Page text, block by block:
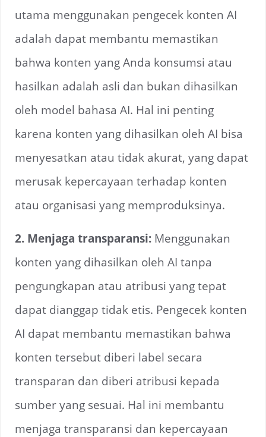
utama menggunakan pengecek konten AI
adalah dapat membantu memastikan
bahwa konten yang Anda konsumsi atau
hasilkan adalah asli dan bukan dihasilkan
oleh model bahasa AI. Hal ini penting
karena konten yang dihasilkan oleh AI bisa
menyesatkan atau tidak akurat, yang dapat
merusak kepercayaan terhadap konten
atau organisasi yang memproduksinya.
2. Menjaga transparansi: Menggunakan
konten yang dihasilkan oleh AI tanpa
pengungkapan atau atribusi yang tepat
dapat dianggap tidak etis. Pengecek konten
AI dapat membantu memastikan bahwa
konten tersebut diberi label secara
transparan dan diberi atribusi kepada
sumber yang sesuai. Hal ini membantu
menjaga transparansi dan kepercayaan